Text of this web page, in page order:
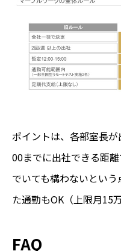
ポイントは、各部室長
00までに出社できる距
でいても構わないとい
た通勤もOK（上限月15
FAQ